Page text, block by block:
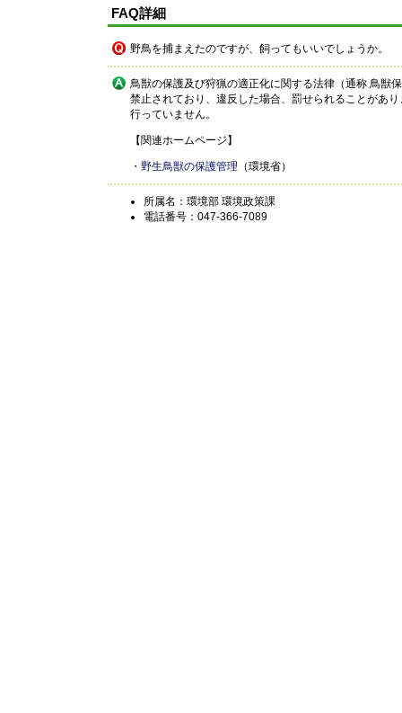
FAQ詳細
野鳥を捕まえたのですが、飼ってもいいでしょうか。
鳥獣の保護及び狩猟の適正化に関する法律（通称 鳥獣
禁止されており、違反した場合、罰せられることがあ
行っていません。
【関連ホームページ】
・ 野生鳥獣の保護管理 （環境省）
所属名：環境部 環境政策課
電話番号：047-366-7089